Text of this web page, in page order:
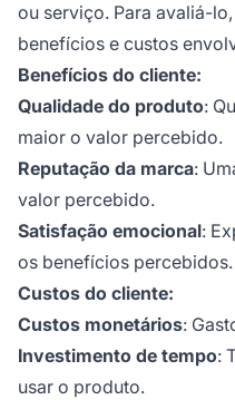
ou serviço. Para avaliá-
benefícios e custos
Benefícios do cliente:
Qualidade do produto:
maior o valor percebido.
Reputação da marca:
valor percebido.
Satisfação emocional:
os benefícios percebidos.
Custos do cliente:
Custos monetários:
Investimento de tempo:
usar o produto.